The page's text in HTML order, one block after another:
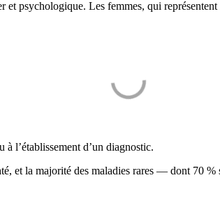
psychologique. Les femmes, qui
l’établissement d’un diagnostic.
et la majorité des maladies rares — dont 70